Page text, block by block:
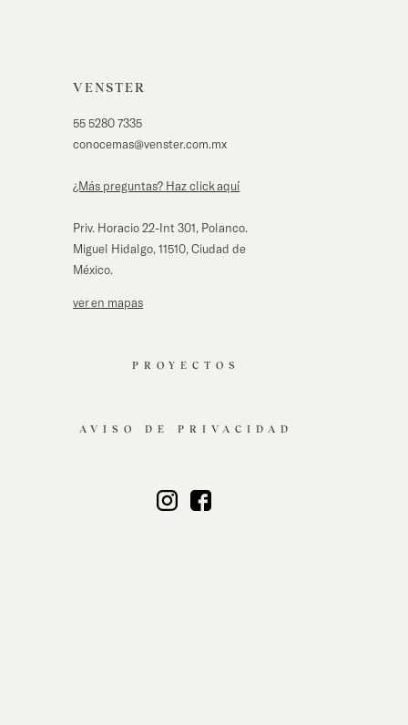
VENSTER
55 5280 7335
conocemas@venster.com.mx
¿Más preguntas? Haz click aqu´í
Priv. Horacio 22-Int 301, Polanco.
Miguel Hidalgo, 11510, Ciudad de
México.
ver en mapas
PROYECTOS
AVISO DE PRIVACIDAD